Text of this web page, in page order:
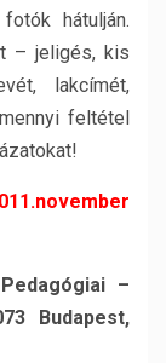
hátulján.
– jeligés, kis
lakcímét,
feltétel
–
Budapest,